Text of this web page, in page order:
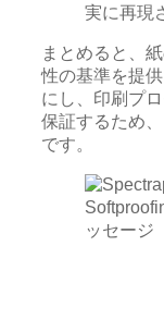
実に再現
まとめると、
性の基準を提
にし、印刷プ
保証するため
です。